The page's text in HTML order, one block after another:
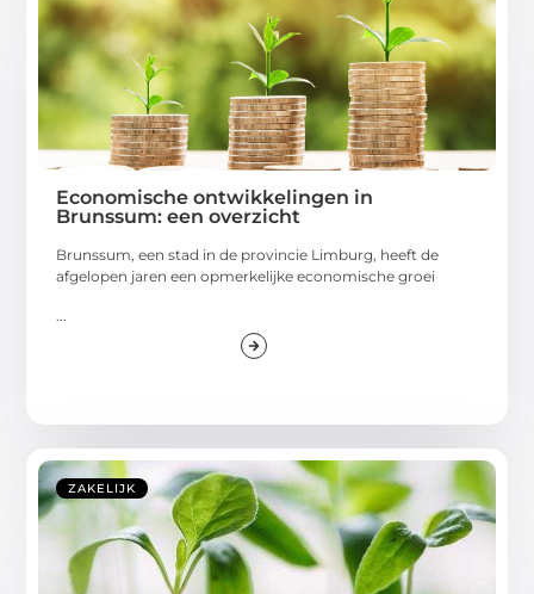
Economische ontwikkelingen in
Brunssum: een overzicht
Brunssum, een stad in de provincie Limburg, heeft de
afgelopen jaren een opmerkelijke economische groei
ZAKELIJK